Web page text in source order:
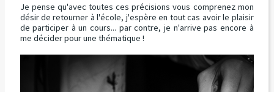
Je pense qu'avec toutes ces précisions vous comprenez mon
désir de retourner à l'école, j'espère en tout cas avoir le plaisir
de participer à un cours... par contre, je n'arrive pas encore à
me décider pour une thématique !